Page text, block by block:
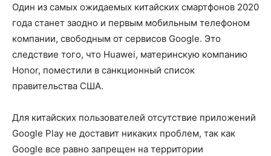
Один из самых ожидаемых китайских смартфонов 2020
года станет заодно и первым мобильным телефоном
компании, свободным от сервисов Google. Это
следствие того, что Huawei, материнскую компанию
Honor, поместили в санкционный список
правительства США.
Для китайских пользователей отсутствие приложений
Google Play не доставит никаких проблем, так как
Google все равно запрещен на территории